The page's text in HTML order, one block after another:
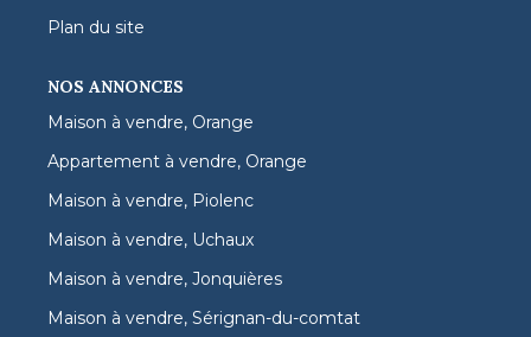
Plan du site
NOS ANNONCES
Maison à vendre, Orange
Appartement à vendre, Orange
Maison à vendre, Piolenc
Maison à vendre, Uchaux
Maison à vendre, Jonquières
Maison à vendre, Sérignan-du-comtat